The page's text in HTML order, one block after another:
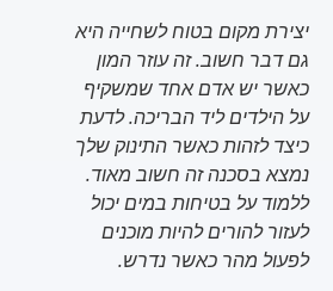
יצירת מקום בטוח לשחייה היא
גם דבר חשוב. זה עוזר המון
כאשר יש אדם אחד שמשקיף
על הילדים ליד הבריכה. לדעת
כיצד לזהות כאשר התינוק שלך
נמצא בסכנה זה חשוב מאוד.
ללמוד על בטיחות במים יכול
לעזור להורים להיות מוכנים
לפעול מהר כאשר נדרש.